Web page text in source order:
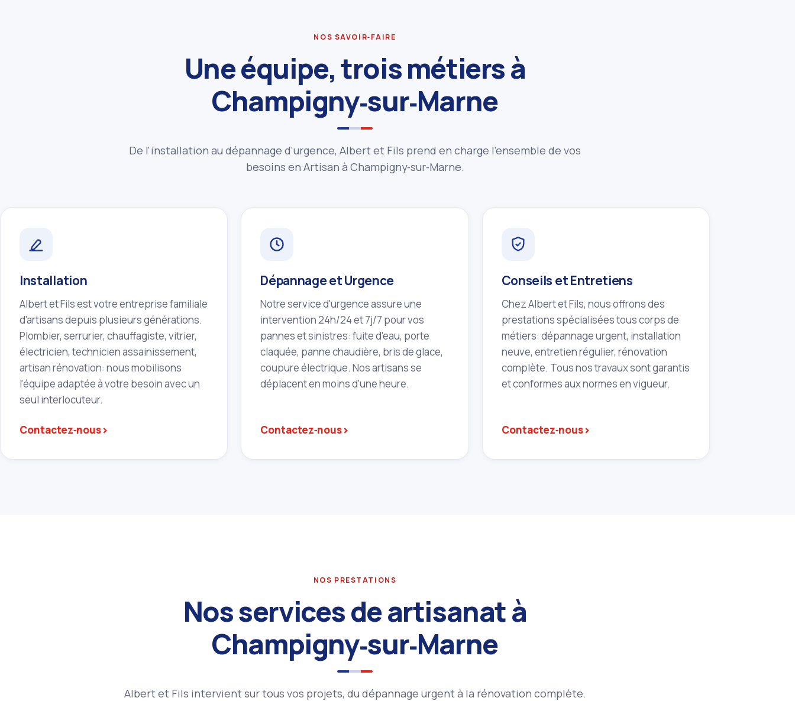
NOS SAVOIR‑FAIRE
Une équipe, trois métiers à
Champigny‑sur‑Marne
De l'installation au dépannage d'urgence, Albert et Fils prend en charge l'ensemble de vos
besoins en Artisan à Champigny‑sur‑Marne.
Installation
Albert et Fils est votre entreprise familiale
d'artisans depuis plusieurs générations.
Plombier, serrurier, chauffagiste, vitrier,
électricien, technicien assainissement,
artisan rénovation: nous mobilisons
l'équipe adaptée à votre besoin avec un
seul interlocuteur.
Contactez‑nous›
Dépannage et Urgence
Notre service d'urgence assure une
intervention 24h/24 et 7j/7 pour vos
pannes et sinistres: fuite d'eau, porte
claquée, panne chaudière, bris de glace,
coupure électrique. Nos artisans se
déplacent en moins d'une heure.
Contactez‑nous›
Conseils et Entretiens
Chez Albert et Fils, nous offrons des
prestations spécialisées tous corps de
métiers: dépannage urgent, installation
neuve, entretien régulier, rénovation
complète. Tous nos travaux sont garantis
et conformes aux normes en vigueur.
Contactez‑nous›
NOS PRESTATIONS
Nos services de artisanat à
Champigny‑sur‑Marne
Albert et Fils intervient sur tous vos projets, du dépannage urgent à la rénovation complète.